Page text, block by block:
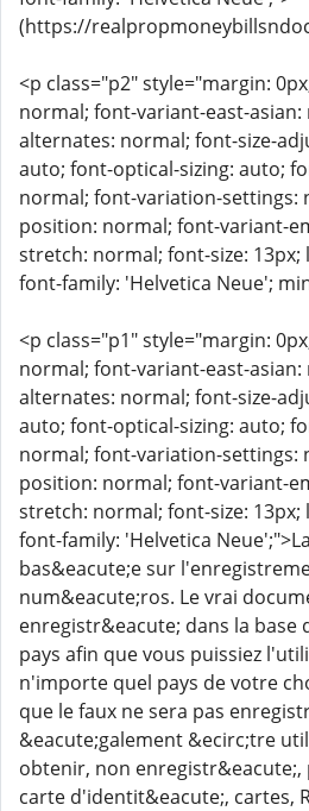
(https://
<p class="p2" style="margin:
normal; font-variant-east-
alternates: normal; font-size-
auto; font-optical-sizing: auto;
normal; font-variation-settings:
position: normal; font-variant-
stretch: normal; font-size:
font-family: 'Helvetica Neue';
<p class="p1" style="margin:
normal; font-variant-east-
alternates: normal; font-size-
auto; font-optical-sizing: auto;
normal; font-variation-settings:
position: normal; font-variant-
stretch: normal; font-size:
font-family: 'Helvetica
bas&eacute;e sur
num&eacute;ros. Le vrai
enregistr&eacute; dans la base
pays afin que vous puissiez
n'importe quel pays de votre
que le faux ne sera pas
&eacute;galement &ecirc;tre
obtenir, non
carte d'identit&eacute;, cartes,